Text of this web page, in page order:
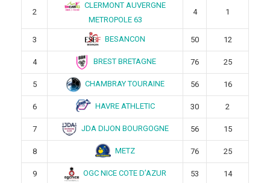
2
CLERMONT AUVERGNE
METROPOLE 63
4 1
3 BESANCON 50 12
4 BREST BRETAGNE 76 25
5 CHAMBRAY TOURAINE 56 16
6 HAVRE ATHLETIC 30 2
7 JDA DIJON BOURGOGNE 56 15
8 METZ 76 25
9 OGC NICE COTE D’AZUR 53 14